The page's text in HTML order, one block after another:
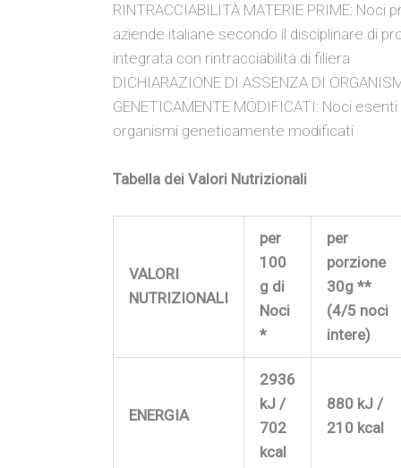
RINTRACCIABILITÀ MATERIE PRIME: Noci
aziende italiane secondo il disciplinare di
integrata con rintracciabilità di filiera
DICHIARAZIONE DI ASSENZA DI
GENETICAMENTE MODIFICATI: Noci esenti
organismi geneticamente modificati
Tabella dei Valori Nutrizionali
VALORI
NUTRIZIONALI
per
100
g di
Noci
*
per
porzione
30g **
(4/5 noci
intere)
ENERGIA
2936
kJ /
702
kcal
880 kJ /
210 kcal